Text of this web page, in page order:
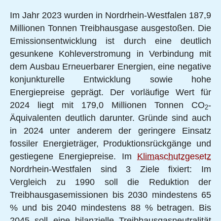
Im Jahr 2023 wurden in Nordrhein-Westfalen 187,9
Millionen Tonnen Treibhausgase ausgestoßen. Die
Emissionsentwicklung ist durch eine deutlich
gesunkene Kohleverstromung in Verbindung mit
dem Ausbau Erneuerbarer Energien, eine negative
konjunkturelle Entwicklung sowie hohe
Energiepreise geprägt. Der vorläufige Wert für
2024 liegt mit 179,0 Millionen Tonnen CO2-
Äquivalenten deutlich darunter. Gründe sind auch
in 2024 unter anderem der geringere Einsatz
fossiler Energieträger, Produktionsrückgänge und
gestiegene Energiepreise. Im Klimaschutzgesetz
Nordrhein-Westfalen sind 3 Ziele fixiert: Im
Vergleich zu 1990 soll die Reduktion der
Treibhausgasemissionen bis 2030 mindestens 65
% und bis 2040 mindestens 88 % betragen. Bis